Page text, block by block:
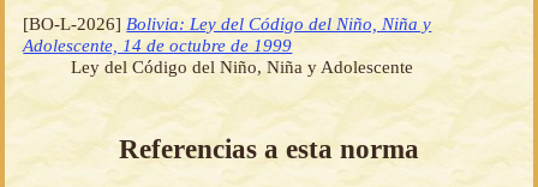
[BO-L-2026] Bolivia: Ley del Código del Niño, Niña y
Adolescente, 14 de octubre de 1999
Ley del Código del Niño, Niña y Adolescente
Referencias a esta norma